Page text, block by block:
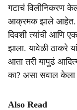
r
e
गटाचं विलीनिकरण
आक्रमक झाले आहेत.
दिवशी त्यांची आणि
झाला. यावेळी ठाकरे
आता तरी यापुढं
का? असा सवाल
Also Read